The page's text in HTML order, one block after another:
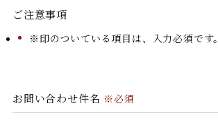
ご注意事項
※印のついている項目は、入力必須です。
お問い合わせ件名 ※必須